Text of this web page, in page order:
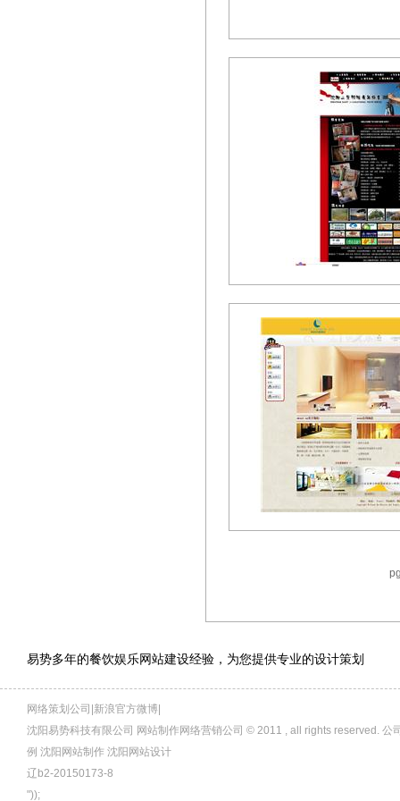
易势多年的餐饮娱乐网站建设经验，为您提供专业的设计策划
网络策划公司|新浪官方微博|
沈阳易势科技有限公司 网站制作网络营销公司 © 2011 , all rights reserved.
例 沈阳网站制作 沈阳网站设计
辽b2-20150173-8
"));